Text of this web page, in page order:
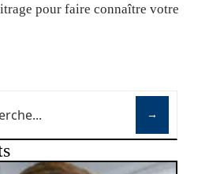
pour faire connaître votre